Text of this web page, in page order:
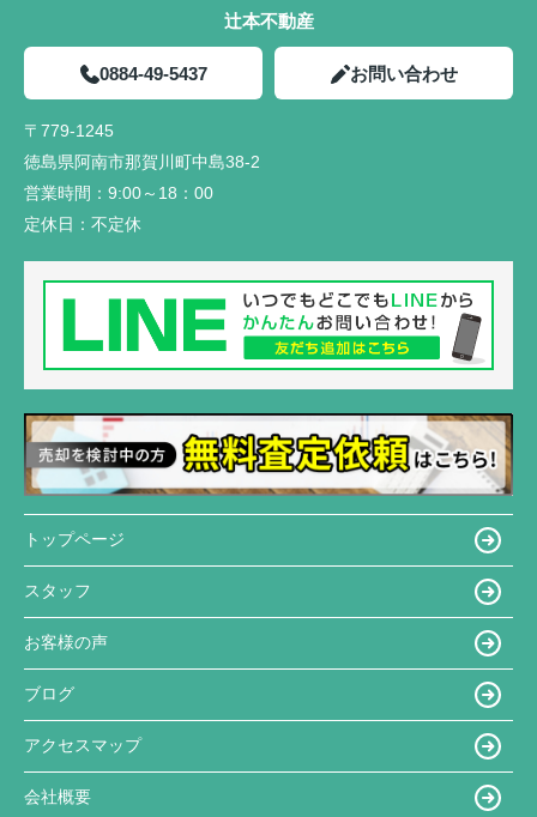
辻本不動産
0884-49-5437 お問い合わせ
〒779-1245
徳島県阿南市那賀川町中島38-2
営業時間： 9:00～18：00
定休日： 不定休
トップページ
スタッフ
お客様の声
ブログ
アクセスマップ
会社概要